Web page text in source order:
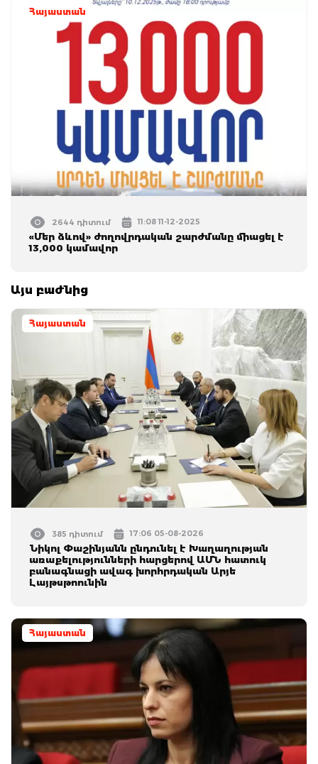
Հայաստան
2644 դիտում 11:08 11-12-2025
«Մեր ձևով» ժողովրդական շարժմանը միացել է
13,000 կամավոր
Այս բաժնից
Հայաստան
385 դիտում 17:06 05-08-2026
Նիկոլ Փաշինյանն ընդունել է Խաղաղության
առաքելությունների հարցերով ԱՄՆ հատուկ
բանագնացի ավագ խորհրդական Արյե
Լայթսթոունին
Հայաստան